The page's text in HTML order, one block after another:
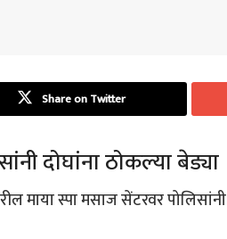
Share on Twitter
दोघांना ठोकल्या बेड्या
माया स्पा मसाज सेंटरवर पोलिसांनी